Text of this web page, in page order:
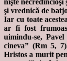
nişte
şi vrednică de
Iar cu toate
ar fi fost
uimindu-se,
cineva” (Rm 5,
Hristos a murit